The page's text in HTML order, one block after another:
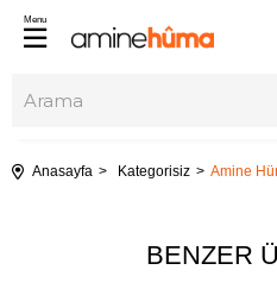
Menu
Anasayfa Kategorisiz Amine
BENZER